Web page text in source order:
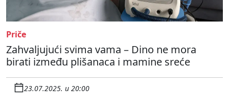
Priče
Zahvaljujući svima vama – Dino ne mora
birati između plišanaca i mamine sreće
23.07.2025. u 20:00